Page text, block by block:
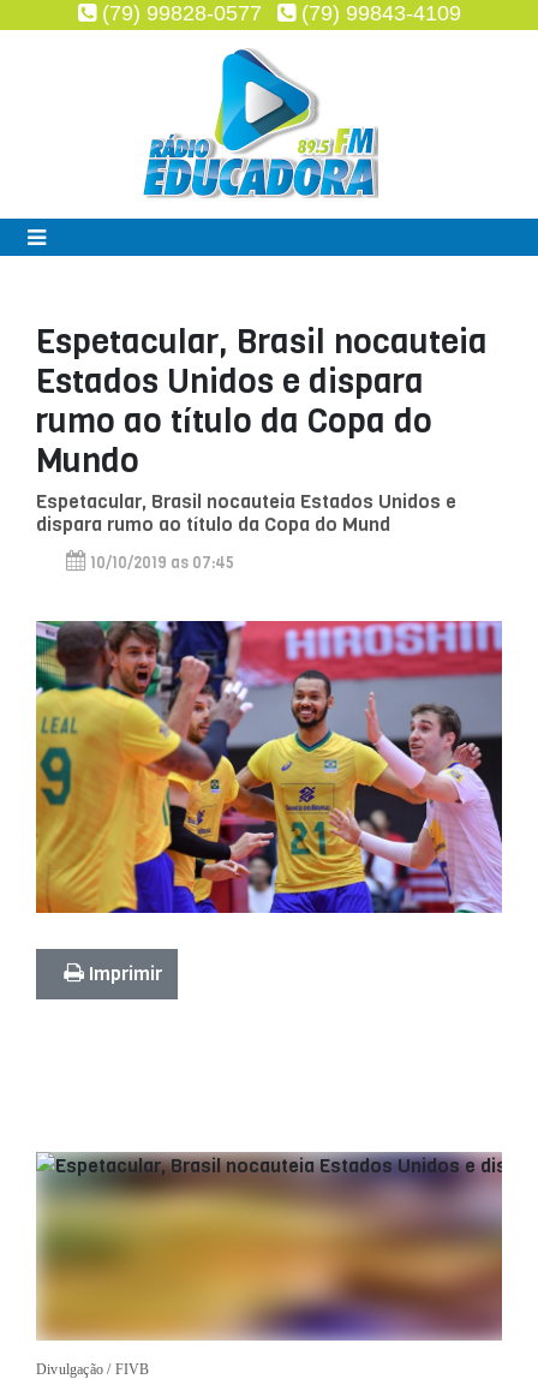
(79) 99828-0577 (79) 99843-4109
Espetacular, Brasil nocauteia
Estados Unidos e dispara
rumo ao título da Copa do
Mundo
Espetacular, Brasil nocauteia Estados Unidos e
dispara rumo ao título da Copa do Mund
10/10/2019 as 07:45
Imprimir
Divulgação / FIVB